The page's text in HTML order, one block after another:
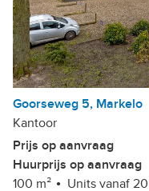
Goorseweg 5, Markelo
Kantoor
Prijs op aanvraag
Huurprijs op aanvraag
100 m²
Units vanaf